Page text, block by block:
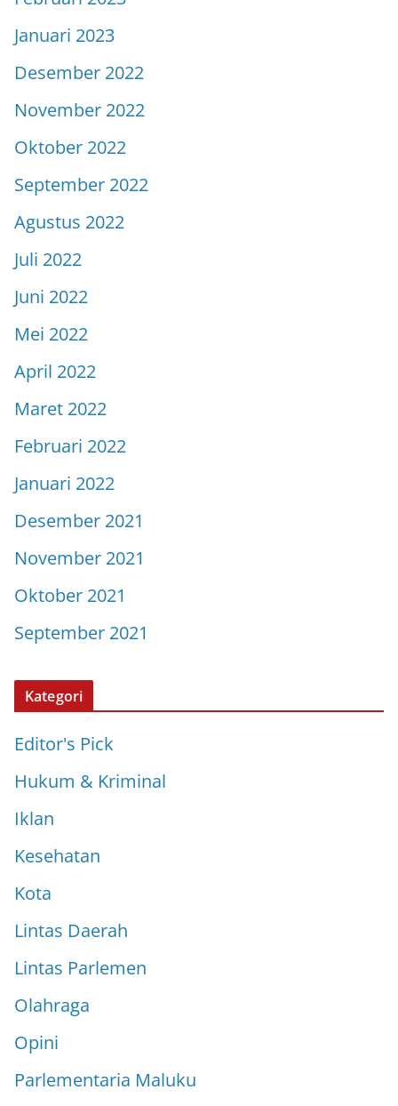
Januari 2023
Desember 2022
November 2022
Oktober 2022
September 2022
Agustus 2022
Juli 2022
Juni 2022
Mei 2022
April 2022
Maret 2022
Februari 2022
Januari 2022
Desember 2021
November 2021
Oktober 2021
September 2021
Kategori
Editor's Pick
Hukum & Kriminal
Iklan
Kesehatan
Kota
Lintas Daerah
Lintas Parlemen
Olahraga
Opini
Parlementaria Maluku